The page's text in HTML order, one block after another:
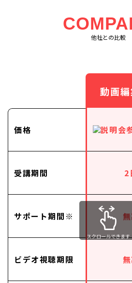
他社との比較
価格
受講期間
サポート期間※
ビデオ視聴期限
動画
2
スクロールできます